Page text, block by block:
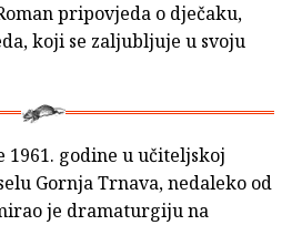
pripovjeda o dječaku,
koji se zaljubljuje u svoju
1961. godine u učiteljskoj
Gornja Trnava, nedaleko od
je dramaturgiju na